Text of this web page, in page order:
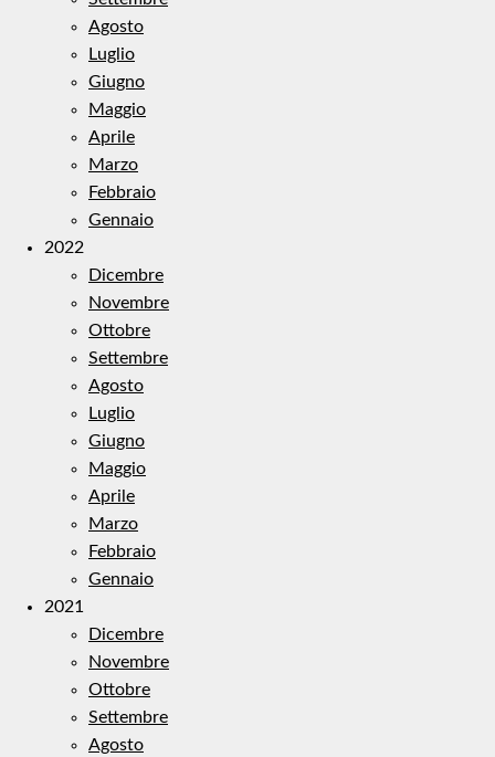
Agosto
Luglio
Giugno
Maggio
Aprile
Marzo
Febbraio
Gennaio
2022
Dicembre
Novembre
Ottobre
Settembre
Agosto
Luglio
Giugno
Maggio
Aprile
Marzo
Febbraio
Gennaio
2021
Dicembre
Novembre
Ottobre
Settembre
Agosto